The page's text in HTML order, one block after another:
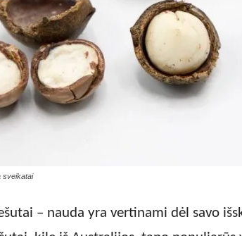
sveikatai
– nauda yra vertinami dėl savo